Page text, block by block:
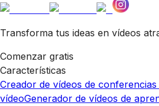
Transforma tus ideas en vídeos
Comenzar gratis
Características
Creador de vídeos de
vídeoGenerador de vídeos de